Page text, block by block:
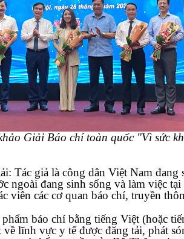
Giải Báo chí toàn quốc "Vì sức
Tác giả là công dân Việt Nam đang
ngoài đang sinh sống và làm việc tại
viên các cơ quan báo chí, truyền
báo chí bằng tiếng Việt (hoặc
lĩnh vực y tế được đăng tải, phát